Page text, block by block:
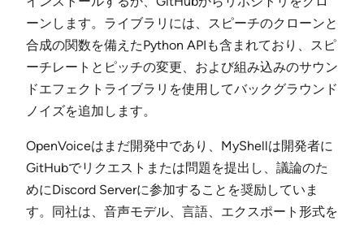
ーンします。ライブラリには、スピーチのクローンと
合成の関数を備えたPython APIも含まれており、スピ
ーチレートとピッチの変更、および組み込みのサウン
ドエフェクトライブラリを使用してバックグラウンド
ノイズを追加します。
OpenVoiceはまだ開発中であり、MyShellは開発者に
GitHubでリクエストまたは問題を提出し、議論のた
めにDiscord Serverに参加することを奨励していま
す。同社は、音声モデル、言語、エクスポート形式を